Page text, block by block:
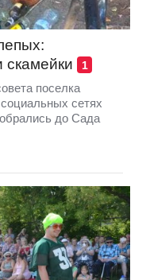
скамейки
1
поселка
сетях
до Сада